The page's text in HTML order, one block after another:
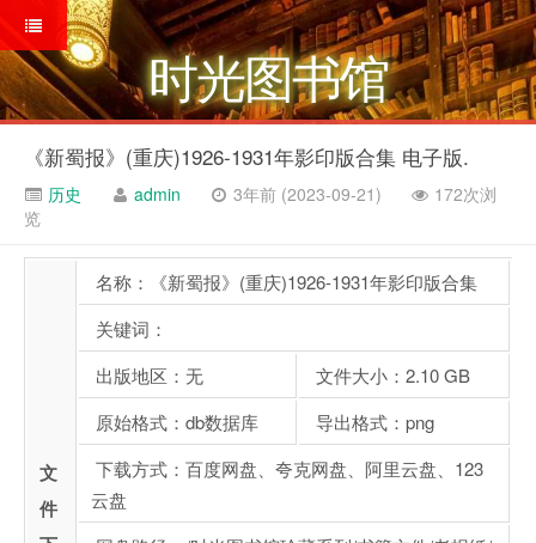
时光图书馆
《新蜀报》(重庆)1926-1931年影印版合集 电子版.
历史 admin 3年前 (2023-09-21)
172次浏
览
文
件
名称：《新蜀报》(重庆)1926-1931年影印版合集
关键词：
出版地区：无
文件大小：2.10 GB
原始格式：db数据库
导出格式：png
下载方式：百度网盘、夸克网盘、阿里云盘、123
云盘